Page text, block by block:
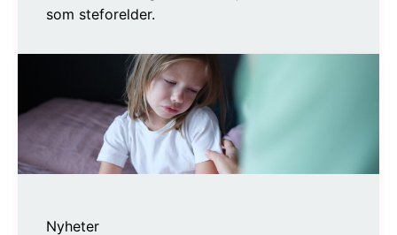
som steforelder.
Nyheter